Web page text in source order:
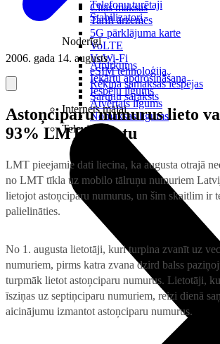
Citas maksas
Tarifi ārzemēs
5G pārklājuma karte
VoLTE
VoWi-Fi
eSIM tehnoloģija
Rēķina samaksas iespējas
Sarunu saraksts
Internets mājai
Telefonu turētaji
Stabilizatori
Noderīgi
Atpirkums
Iekārtu apdrošināšana
Iespēju līgums
Atvērtais līgums
Nomaksas līgums
Televizori
2006. gada 14. augusts
Astoņciparu numurus lieto
93% LMT klientu
LMT pieejamie dati liecina, ka augusta otrajā
no LMT tīkla uz mobilo tālruņu numuriem
lietojot astoņciparu numurus, un šim skaitlim ir
palielināties.
No 1. augusta lietotāji, kuri turpina zvanīt uz
numuriem, pirms katra zvana dzird balss
turpmāk lietot astoņciparu numurus. Lietotāji,
īsziņas uz septiņciparu numuriem, reizi dienā
aicinājumu izmantot astoņciparu numurus.